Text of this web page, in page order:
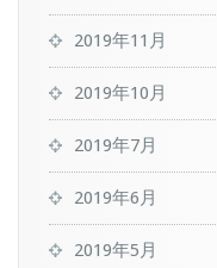
2019年11月
2019年10月
2019年7月
2019年6月
2019年5月